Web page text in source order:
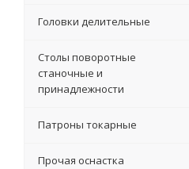
Головки делительные
Столы поворотные
станочные и
принадлежности
Патроны токарные
Прочая оснастка